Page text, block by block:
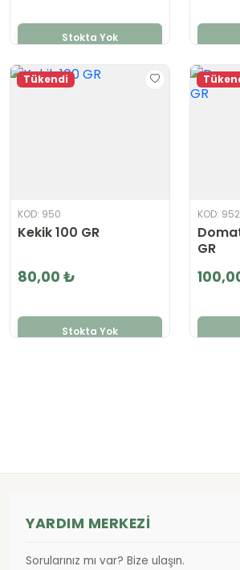
Stokta Yok
Tükendi
KOD: 950
Kekik 100 GR
80,00 ₺
Stokta Yok
KOD: 952
GR
YARDIM MERKEZI
Sorularınız mı var? Bize ulaşın.